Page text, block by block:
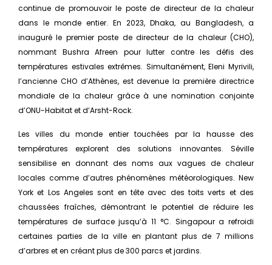
continue de promouvoir le poste de directeur de la chaleur
dans le monde entier. En 2023, Dhaka, au Bangladesh, a
inauguré le premier poste de directeur de la chaleur (CHO),
nommant Bushra Afreen pour lutter contre les défis des
températures estivales extrêmes. Simultanément, Eleni Myrivili,
l’ancienne CHO d’Athènes, est devenue la première directrice
mondiale de la chaleur grâce à une nomination conjointe
d’ONU-Habitat et d’Arsht-Rock.
Les villes du monde entier touchées par la hausse des
températures explorent des solutions innovantes. Séville
sensibilise en donnant des noms aux vagues de chaleur
locales comme d’autres phénomènes météorologiques. New
York et Los Angeles sont en tête avec des toits verts et des
chaussées fraîches, démontrant le potentiel de réduire les
températures de surface jusqu’à 11 °C. Singapour a refroidi
certaines parties de la ville en plantant plus de 7 millions
d’arbres et en créant plus de 300 parcs et jardins.